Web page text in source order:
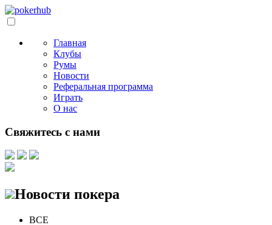
Главная
Клубы
Румы
Новости
Реферальная программа
Играть
О нас
Свяжитесь с нами
Новости покера
ВСЕ